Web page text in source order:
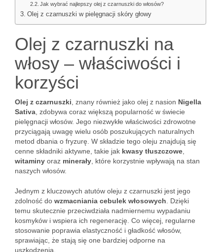
Jak wybrać najlepszy olej z czarnuszki do włosów?
Olej z czarnuszki w pielęgnacji skóry głowy
Olej z czarnuszki na
włosy – właściwości i
korzyści
Olej z czarnuszki , znany również jako olej z nasion Nigella
Sativa , zdobywa coraz większą popularność w świecie
pielęgnacji włosów. Jego niezwykłe właściwości zdrowotne
przyciągają uwagę wielu osób poszukujących naturalnych
metod dbania o fryzurę. W składzie tego oleju znajdują się
cenne składniki aktywne, takie jak kwasy tłuszczowe
witaminy oraz minerały , które korzystnie wpływają na stan
naszych włosów.
Jednym z kluczowych atutów oleju z czarnuszki jest jego
zdolność do wzmacniania cebulek włosowych . Dzięki
temu skutecznie przeciwdziała nadmiernemu wypadaniu
kosmyków i wspiera ich regenerację. Co więcej, regularne
stosowanie poprawia elastyczność i gładkość włosów,
sprawiając, że stają się one bardziej odporne na
uszkodzenia.